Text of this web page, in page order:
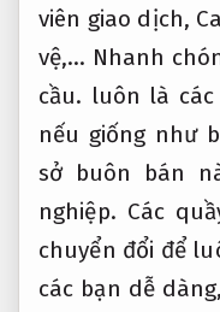
viên giao dịch,
vệ,… Nhanh
cầu. luôn là
nếu giống như
sở buôn bán
nghiệp. Các
chuyển đổi để
các bạn dễ dàng,